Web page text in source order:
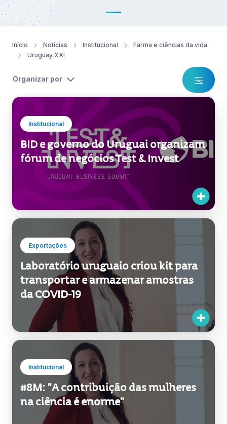
Início Notícias Institucional
Farma e ciências da vida
Uruguay XXI
Organizar por
Institucional
BID e governo do Uruguai organizam
fórum de negócios Test & Invest
Exportações
Laboratório uruguaio criou kit para
transportar e armazenar amostras
da COVID-19
Institucional
#8M: "A contribuição das mulheres
na ciência é enorme"